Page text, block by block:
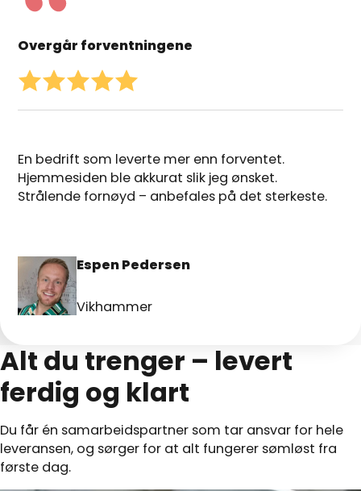
Overgår forventningene
En bedrift som leverte mer enn forventet.
Hjemmesiden ble akkurat slik jeg ønsket.
Strålende fornøyd – anbefales på det sterkeste.
Espen Pedersen
Vikhammer
Alt du trenger – levert
ferdig og klart
Du får én samarbeidspartner som tar ansvar for hele
leveransen, og sørger for at alt fungerer sømløst fra
første dag.